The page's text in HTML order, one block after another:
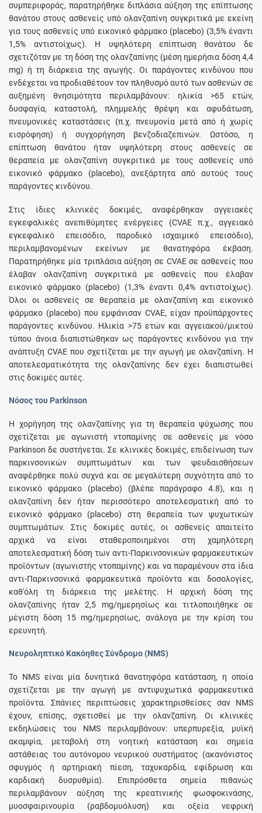
συμπεριφοράς, παρατηρήθηκε διπλάσια αύξηση της επίπτωσης
θανάτου στους ασθενείς υπό ολανζαπίνη συγκριτικά με εκείνη
για τους ασθενείς υπό εικονικό φάρμακο (placebo) (3,5% έναντι
1,5% αντιστοίχως). H υψηλότερη επίπτωση θανάτου δε
σχετιζόταν με τη δόση της ολανζαπίνης (μέση ημερήσια δόση 4,4
mg) ή τη διάρκεια της αγωγής. Οι παράγοντες κινδύνου που
ενδέχεται να προδιαθέτουν τον πληθυσμό αυτό των ασθενών σε
αυξημένη θνησιμότητα περιλαμβάνουν: ηλικία >65 ετών,
δυσφαγία, καταστολή, πλημμελής θρέψη και αφυδάτωση,
πνευμονικές καταστάσεις (π.χ. πνευμονία μετά από ή χωρίς
εισρόφηση) ή συγχορήγηση βενζοδιαζεπινών. Ωστόσο, η
επίπτωση θανάτου ήταν υψηλότερη στους ασθενείς σε
θεραπεία με ολανζαπίνη συγκριτικά με τους ασθενείς υπό
εικονικό φάρμακο (placebo), ανεξάρτητα από αυτούς τους
παράγοντες κινδύνου.
Στις ίδιες κλινικές δοκιμές, αναφέρθηκαν αγγειακές
εγκεφαλικές ανεπιθύμητες ενέργειες (CVAE π.χ., αγγειακό
εγκεφαλικό επεισόδιο, παροδικό ισχαιμικό επεισόδιο),
περιλαμβανομένων εκείνων με θανατηφόρα έκβαση.
Παρατηρήθηκε μία τριπλάσια αύξηση σε CVAE σε ασθενείς που
έλαβαν ολανζαπίνη συγκριτικά με ασθενείς που έλαβαν
εικονικό φάρμακο (placebo) (1,3% έναντι 0,4% αντιστοίχως).
Όλοι οι ασθενείς σε θεραπεία με ολανζαπίνη και εικονικό
φάρμακο (placebo) που εμφάνισαν CVAE, είχαν προϋπάρχοντες
παράγοντες κινδύνου. Ηλικία >75 ετών και αγγειακού/μικτού
τύπου άνοια διαπιστώθηκαν ως παράγοντες κινδύνου για την
ανάπτυξη CVAE που σχετίζεται με την αγωγή με ολανζαπίνη. Η
αποτελεσματικότητα της ολανζαπίνης δεν έχει διαπιστωθεί
στις δοκιμές αυτές.
Νόσος του Parkinson
Η χορήγηση της ολανζαπίνης για τη θεραπεία ψύχωσης που
σχετίζεται με αγωνιστή ντοπαμίνης σε ασθενείς με νόσο
Parkinson δε συστήνεται. Σε κλινικές δοκιμές, επιδείνωση των
παρκινσονικών συμπτωμάτων και των ψευδαισθήσεων
αναφέρθηκε πολύ συχνά και σε μεγαλύτερη συχνότητα από το
εικονικό φάρμακο (placebo) (βλέπε παράγραφο 4.8), και η
ολανζαπίνη δεν ήταν περισσότερο αποτελεσματική από το
εικονικό φάρμακο (placebo) στη θεραπεία των ψυχωτικών
συμπτωμάτων. Στις δοκιμές αυτές, οι ασθενείς απαιτείτο
αρχικά να είναι σταθεροποιημένοι στη χαμηλότερη
αποτελεσματική δόση των αντι-Παρκινσονικών φαρμακευτικών
προϊόντων (αγωνιστής ντοπαμίνης) και να παραμένουν στα ίδια
αντι-Παρκινσονικά φαρμακευτικά προϊόντα και δοσολογίες,
καθ'όλη τη διάρκεια της μελέτης. Η αρχική δόση της
ολανζαπίνης ήταν 2,5 mg/ημερησίως και τιτλοποιήθηκε σε
μέγιστη δόση 15 mg/ημερησίως, ανάλογα με την κρίση του
ερευνητή.
Νευροληπτικό Κακόηθες Σύνδρομο (NMS)
Το NMS είναι μία δυνητικά θανατηφόρα κατάσταση, η οποία
σχετίζεται με την αγωγή με αντιψυχωτικά φαρμακευτικά
προϊόντα. Σπάνιες περιπτώσεις χαρακτηρισθείσες σαν NMS
έχουν, επίσης, σχετισθεί με την ολανζαπίνη. Οι κλινικές
εκδηλώσεις του NMS περιλαμβάνουν: υπερπυρεξία, μυϊκή
ακαμψία, μεταβολή στη νοητική κατάσταση και σημεία
αστάθειας του αυτόνομου νευρικού συστήματος (ακανόνιστος
σφυγμός ή αρτηριακή πίεση, ταχυκαρδία, εφίδρωση και
καρδιακή δυσρυθμία). Επιπρόσθετα σημεία πιθανώς
περιλαμβάνουν αύξηση της κρεατινικής φωσφοκινάσης,
μυοσφαιρινουρία (ραβδομυόλυση) και οξεία νεφρική